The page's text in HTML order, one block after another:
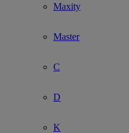
Maxity
Master
C
D
K